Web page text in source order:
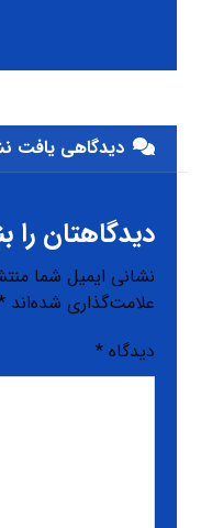
دیدگاهی یافت
دیدگاهتان را
نشانی ایمیل شما
علامت‌گذاری شده‌اند
دیدگاه*